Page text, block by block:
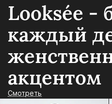
Looksée -
каждый
акцентом
Смотреть